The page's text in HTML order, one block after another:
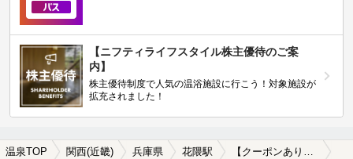
【ニフティライフスタイル株主優待のご案
内】
株主優待制度で人気の温浴施設に行こう！対象施設が
拡充されました！
温泉TOP 関西(近畿) 兵庫県 花隈駅 【クーポンあり】冷え性に効能がある花隈駅近くの温泉、日帰り温泉、スーパー銭湯おすすめ